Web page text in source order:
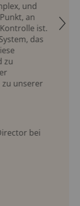
und
an
ist.
das
zu
unserer
bei
R